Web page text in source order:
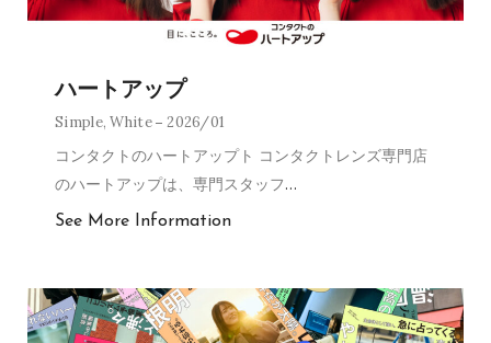
ハートアップ
Simple,White 2026/01
コンタクトのハートアップト コンタクトレンズ専門店
のハートアップは、専門スタッフ…
See More Information